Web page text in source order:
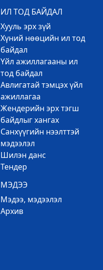
ИЛ ТОД БАЙДАЛ
Хууль эрх зүй
Хүний нөөцийн ил тод
байдал
Үйл ажиллагааны ил
тод байдал
Авлигатай тэмцэх үйл
ажиллагаа
Жендерийн эрх тэгш
байдлыг хангах
Санхүүгийн нээлттэй
мэдээлэл
Шилэн данс
Тендер
МЭДЭЭ
Mэдээ, мэдээлэл
Архив